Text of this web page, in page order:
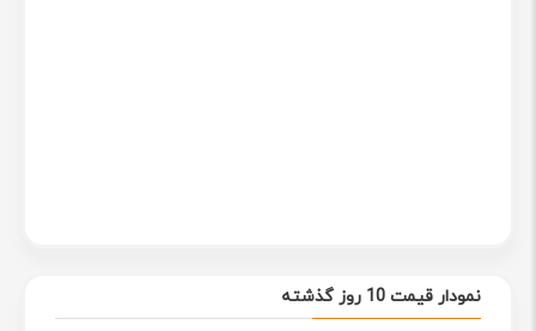
نمودار قیمت 10 روز گذشته